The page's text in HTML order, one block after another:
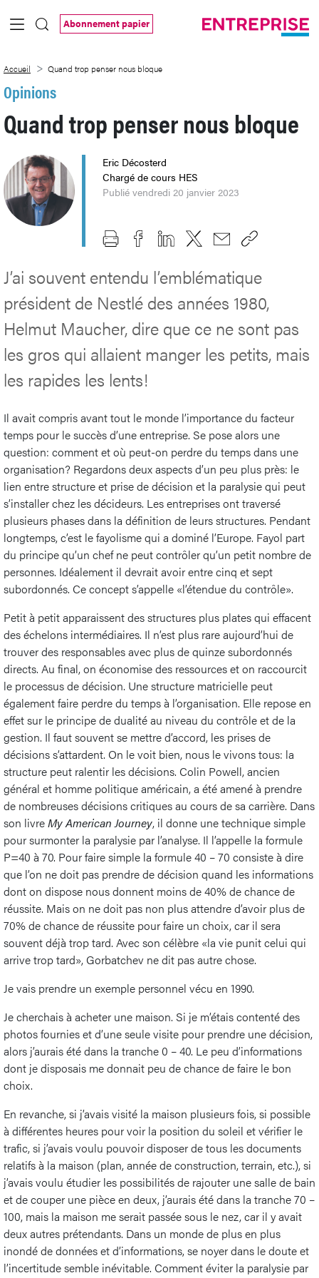
Saut au contenu principal
Abonnement papier
Accueil Quand trop penser nous bloque
Opinions
Quand trop penser nous bloque
Eric Décosterd
Chargé de cours HES
Publié vendredi 20 janvier 2023
J’ai souvent entendu l’emblématique
président de Nestlé des années 1980,
Helmut Maucher, dire que ce ne sont pas
les gros qui allaient manger les petits, mais
les rapides les lents!
Il avait compris avant tout le monde l’importance du facteur
temps pour le succès d’une entreprise. Se pose alors une
question: comment et où peut-on perdre du temps dans une
organisation? Regardons deux aspects d’un peu plus près: le
lien entre structure et prise de décision et la paralysie qui peut
s’installer chez les décideurs. Les entreprises ont traversé
plusieurs phases dans la définition de leurs structures. Pendant
longtemps, c’est le fayolisme qui a dominé l’Europe. Fayol part
du principe qu’un chef ne peut contrôler qu’un petit nombre de
personnes. Idéalement il devrait avoir entre cinq et sept
subordonnés. Ce concept s’appelle «l’étendue du contrôle».
Petit à petit apparaissent des structures plus plates qui effacent
des échelons intermédiaires. Il n’est plus rare aujourd’hui de
trouver des responsables avec plus de quinze subordonnés
directs. Au final, on économise des ressources et on raccourcit
le processus de décision. Une structure matricielle peut
également faire perdre du temps à l’organisation. Elle repose en
effet sur le principe de dualité au niveau du contrôle et de la
gestion. Il faut souvent se mettre d’accord, les prises de
décisions s’attardent. On le voit bien, nous le vivons tous: la
structure peut ralentir les décisions. Colin Powell, ancien
général et homme politique américain, a été amené à prendre
de nombreuses décisions critiques au cours de sa carrière. Dans
son livreMy American Journey, il donne une technique simple
pour surmonter la paralysie par l’analyse. Il l’appelle la formule
P=40 à 70. Pour faire simple la formule 40 – 70 consiste à dire
que l’on ne doit pas prendre de décision quand les informations
dont on dispose nous donnent moins de 40% de chance de
réussite. Mais on ne doit pas non plus attendre d’avoir plus de
70% de chance de réussite pour faire un choix, car il sera
souvent déjà trop tard. Avec son célèbre «la vie punit celui qui
arrive trop tard», Gorbatchev ne dit pas autre chose.
Je vais prendre un exemple personnel vécu en 1990.
Je cherchais à acheter une maison. Si je m’étais contenté des
photos fournies et d’une seule visite pour prendre une décision,
alors j’aurais été dans la tranche 0 – 40. Le peu d’informations
dont je disposais me donnait peu de chance de faire le bon
choix.
En revanche, si j’avais visité la maison plusieurs fois, si possible
à différentes heures pour voir la position du soleil et vérifier le
trafic, si j’avais voulu pouvoir disposer de tous les documents
relatifs à la maison (plan, année de construction, terrain, etc.), si
j’avais voulu étudier les possibilités de rajouter une salle de bain
et de couper une pièce en deux, j’aurais été dans la tranche 70 –
100, mais la maison me serait passée sous le nez, car il y avait
deux autres prétendants. Dans un monde de plus en plus
inondé de données et d’informations, se noyer dans le doute et
l’incertitude semble inévitable. Comment éviter la paralysie par